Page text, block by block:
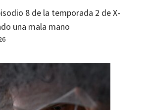
8 de la temporada 2 de X-
una mala mano